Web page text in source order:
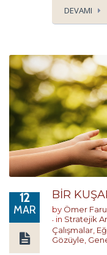
DEVAMI
12
MAR
BİR
by Ömer
in Stratejik
Çalışmalar
Gözüyle